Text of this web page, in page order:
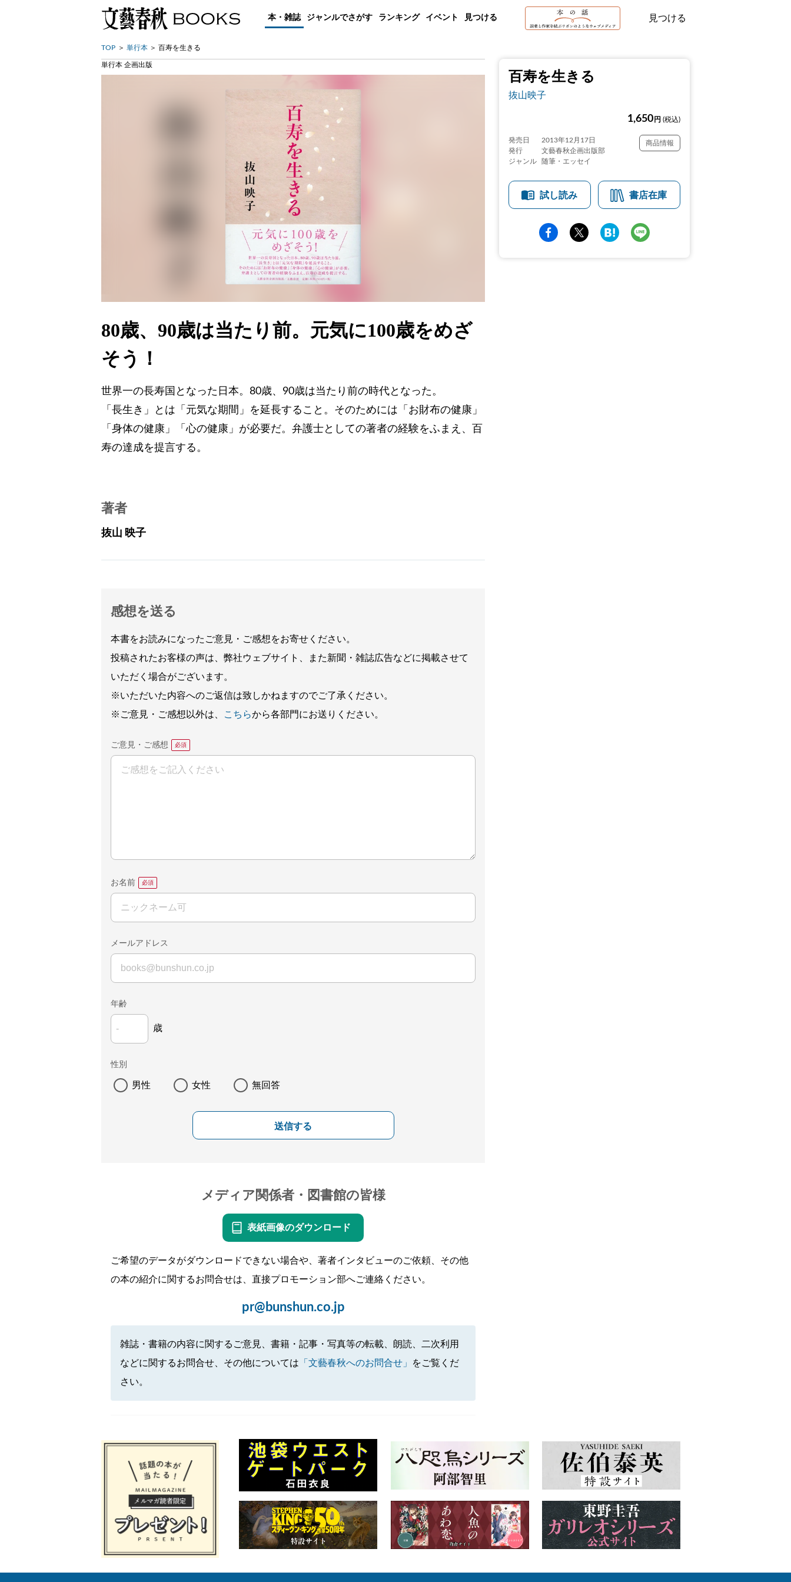
本・雑誌 ジャンルでさがす ランキング イベント 見つける 見つける
TOP 単行本 百寿を生きる
百寿を生きる
抜山映子
1,650 円 (税込)
発売日
2013年12月17日
発行
文藝春秋企画出版部
ジャンル
随筆・エッセイ
商品情報
試し読み 書店在庫
単行本 企画出版
80歳、90歳は当たり前。元気に100歳をめざ
そう！
世界一の長寿国となった日本。80歳、90歳は当たり前の時代となった。
「長生き」とは「元気な期間」を延長すること。そのためには「お財布の健康」
「身体の健康」「心の健康」が必要だ。弁護士としての著者の経験をふまえ、百
寿の達成を提言する。
著者
抜山 映子
感想を送る
本書をお読みになったご意見・ご感想をお寄せください。
投稿されたお客様の声は、弊社ウェブサイト、また新聞・雑誌広告などに掲載させて
いただく場合がございます。
※いただいた内容へのご返信は致しかねますのでご了承ください。
※ご意見・ご感想以外は、
こちらから各部門にお送りください。
ご意見・ご感想
お名前
メールアドレス
年齢
歳
性別
男性 女性 無回答
送信する
メディア関係者・図書館の皆様
表紙画像のダウンロード
ご希望のデータがダウンロードできない場合や、著者インタビューのご依頼、その他
の本の紹介に関するお問合せは、直接プロモーション部へご連絡ください。
pr@bunshun.co.jp
雑誌・書籍の内容に関するご意見、書籍・記事・写真等の転載、朗読、二次利用
などに関するお問合せ、その他については 「文藝春秋へのお問合せ」
をご覧くだ
さい。